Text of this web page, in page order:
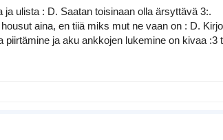
ulista : D. Saatan toisinaan olla ärsyttävä 3:.
aina, en tiiä miks mut ne vaan on : D.
ja aku ankkojen lukemine on kivaa